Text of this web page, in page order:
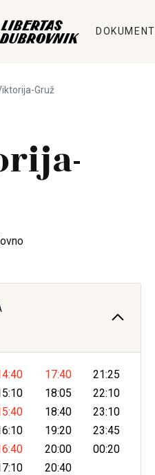
DOKUMENTI
Gruž
17:40
18:05
18:40
19:20
20:00
20:40
21:25
22:10
23:10
23:45
00:20